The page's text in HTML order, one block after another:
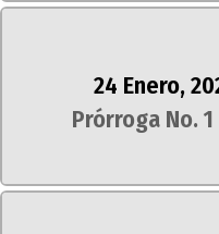
24 Enero,
Prórroga No.